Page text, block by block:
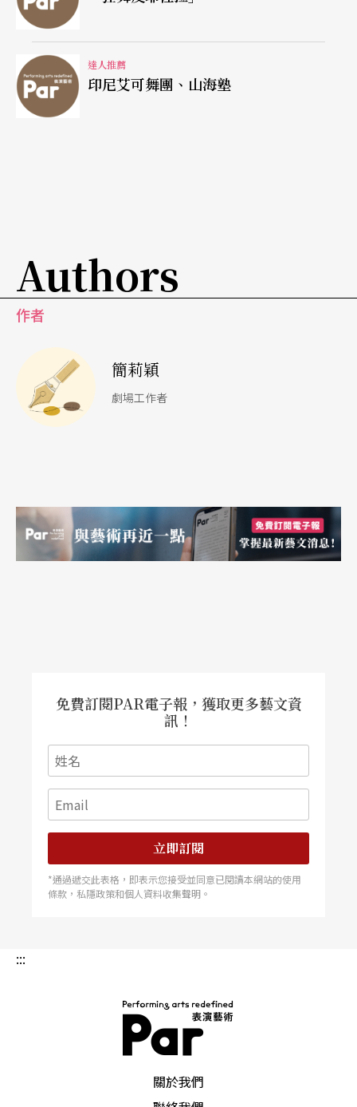
達人推薦
印尼艾可舞團、山海塾
Authors
作者
簡莉穎
劇場工作者
免費訂閱PAR電子報，獲取更多藝文資
訊！
立即訂閱
*通過遞交此表格，即表示您接受並同意已閱讀本網站的使用
條款，私隱政策和個人資料收集聲明。
:::
關於我們